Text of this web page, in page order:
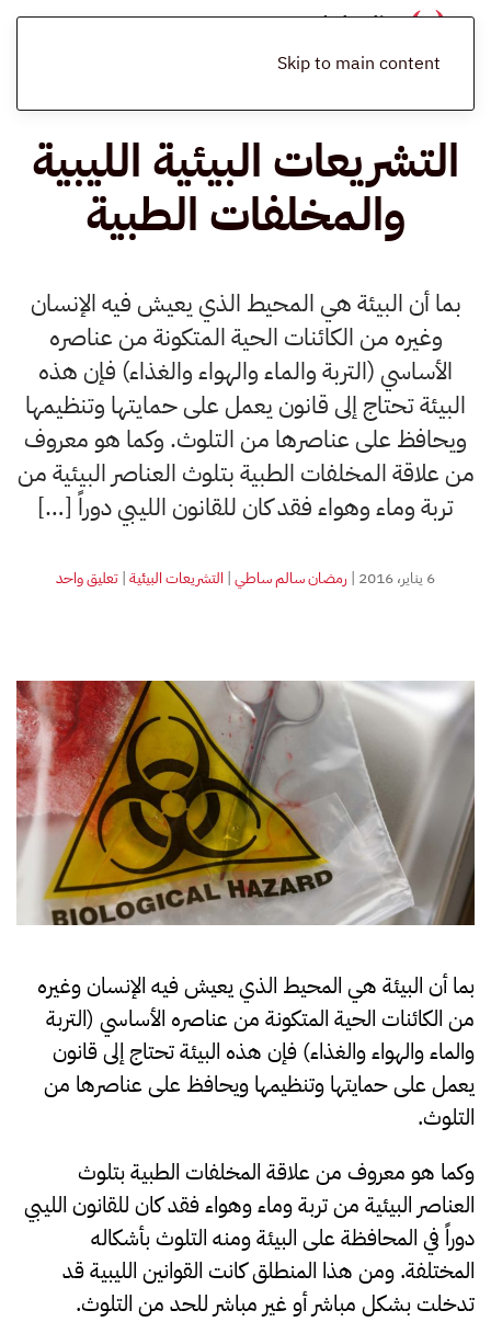
Skip to main content
التشريعات البيئية الليبية
والمخلفات الطبية
بما أن البيئة هي المحيط الذي يعيش فيه الإنسان
وغيره من الكائنات الحية المتكونة من عناصره
الأساسي (التربة والماء والهواء والغذاء) فإن هذه
البيئة تحتاج إلى قانون يعمل على حمايتها وتنظيمها
ويحافظ على عناصرها من التلوث. وكما هو معروف
من علاقة المخلفات الطبية بتلوث العناصر البيئية من
تربة وماء وهواء فقد كان للقانون الليبي دوراً […]
6 يناير، 2016 |رمضان سالم ساطي| التشريعات البيئية|تعليق واحدعلى
الطبية
بما أن البيئة هي المحيط الذي يعيش فيه الإنسان وغيره
من الكائنات الحية المتكونة من عناصره الأساسي (التربة
والماء والهواء والغذاء) فإن هذه البيئة تحتاج إلى قانون
يعمل على حمايتها وتنظيمها ويحافظ على عناصرها من
التلوث.
وكما هو معروف من علاقة المخلفات الطبية بتلوث
العناصر البيئية من تربة وماء وهواء فقد كان للقانون الليبي
دوراً في المحافظة على البيئة ومنه التلوث بأشكاله
المختلفة. ومن هذا المنطلق كانت القوانين الليبية قد
تدخلت بشكل مباشر أو غير مباشر للحد من التلوث.